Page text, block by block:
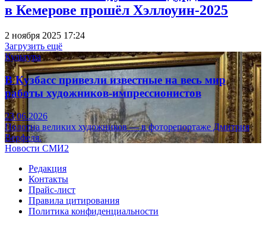
в Кемерове прошёл Хэллоуин-2025
2 ноября 2025 17:24
Загрузить ещё
Культура
В Кузбасс привезли известные на весь мир
работы художников-импрессионистов
23.06.2026
Полотна великих художников — в фоторепортаже Дмитрия
Верфеля.
Новости СМИ2
Редакция
Контакты
Прайс-лист
Правила цитирования
Политика конфиденциальности